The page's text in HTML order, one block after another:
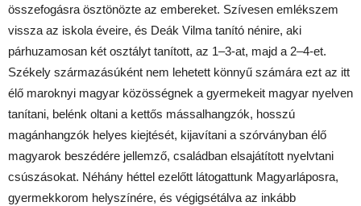
összefogásra ösztönözte az embereket. Szívesen emlékszem
vissza az iskola éveire, és Deák Vilma tanító nénire, aki
párhuzamosan két osztályt tanított, az 1–3-at, majd a 2–4-et.
Székely származásúként nem lehetett könnyű számára ezt az itt
élő maroknyi magyar közösségnek a gyermekeit magyar nyelven
tanítani, belénk oltani a kettős mássalhangzók, hosszú
magánhangzók helyes kiejtését, kijavítani a szórványban élő
magyarok beszédére jellemző, családban elsajátított nyelvtani
csúszásokat. Néhány héttel ezelőtt látogattunk Magyarláposra,
gyermekkorom helyszínére, és végigsétálva az inkább